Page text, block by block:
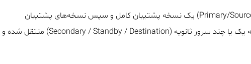
در Log Shipping، ابتدا از پایگاه داده اصلی (Primary/Source) یک نسخه پشتیبان کامل و سپس نسخه‌های پشتیبان
Transaction Log تهیه می‌شود. این فایل‌ها به یک یا چند سرور ثانویه (Secondary / Standby / Destination) منتقل شده و